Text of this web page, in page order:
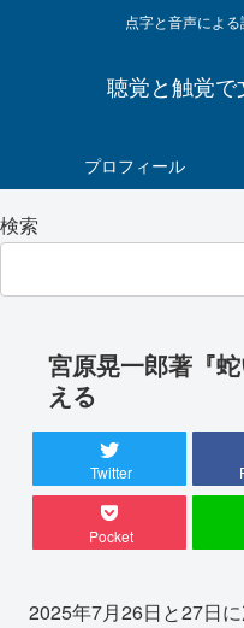
点字と音声によ
聴覚と触覚
プロフィール
検索
宮原晃一郎著『
える
Twitter
Pocket
2025年7月26日と27日